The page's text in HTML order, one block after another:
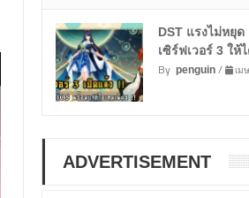
DST แรงไม่หยุ
เซิร์ฟเวอร์ 3 ใ
By penguin/ เม
ADVERTISEMENT